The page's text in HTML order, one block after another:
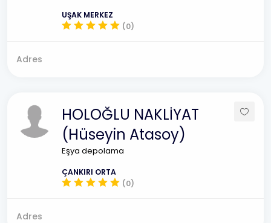
UŞAK MERKEZ
(0)
Adres
HOLOĞLU NAKLİYAT
(Hüseyin Atasoy)
Eşya depolama
ÇANKIRI ORTA
(0)
Adres